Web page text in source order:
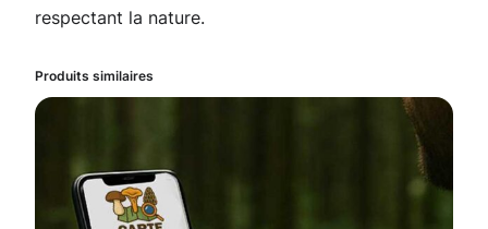
l
C
h
respectant la nature.
Produits similaires